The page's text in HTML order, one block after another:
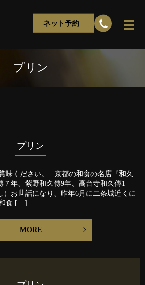
ネット予約
プリン
プリン
味ください。 京都の和食の名店『和久
７年、紫野和久傳9年、高台寺和久傳1
）お世話になり、昨年6月に二条城近くに
食 […]
MORE